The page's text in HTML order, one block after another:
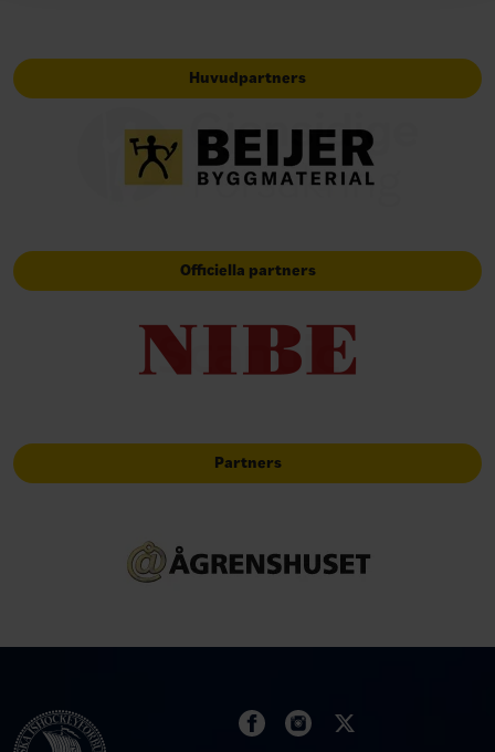
Huvudpartners
Officiella partners
Partners